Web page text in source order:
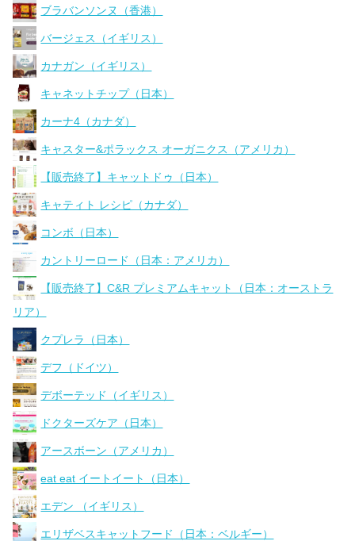
ブラバンソンヌ（香港）
バージェス（イギリス）
カナガン（イギリス）
キャネットチップ（日本）
カーナ4（カナダ）
キャスター&ポラックス オーガニクス（アメリカ）
【販売終了】キャットドゥ（日本）
キャティト レシピ（カナダ）
コンボ（日本）
カントリーロード（日本：アメリカ）
【販売終了】C&R プレミアムキャット（日本：オーストラ
リア）
クプレラ（日本）
デフ（ドイツ）
デボーテッド（イギリス）
ドクターズケア（日本）
アースボーン（アメリカ）
eat eat イートイート（日本）
エデン （イギリス）
エリザベスキャットフード（日本：ベルギー）